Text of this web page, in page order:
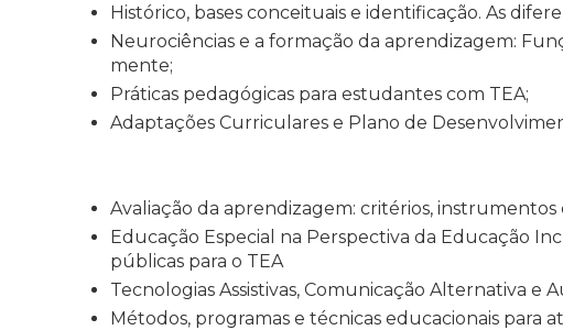
Histórico, bases conceituais e identificação. As
Neurociências e a formação da aprendizagem:
mente;
Práticas pedagógicas para estudantes com TEA;
Adaptações Curriculares e Plano de
Avaliação da aprendizagem: critérios,
Educação Especial na Perspectiva da Educação
públicas para o TEA
Tecnologias Assistivas, Comunicação Alternativa e
Métodos, programas e técnicas educacionais para